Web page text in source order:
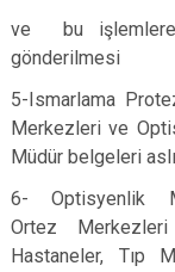
ve bu işlemlere
gönderilmesi
5-Ismarlama
Merkezleri ve
Müdür belgeleri
6- Optisyenlik
Ortez
Hastaneler, Tıp